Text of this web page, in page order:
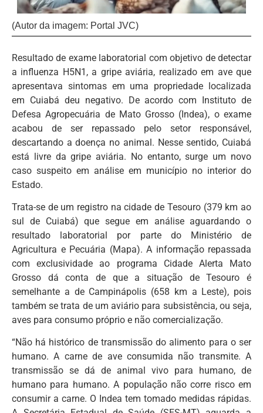
(Autor da imagem: Portal JVC)
Resultado de exame laboratorial com objetivo de detectar
a influenza H5N1, a gripe aviária, realizado em ave que
apresentava sintomas em uma propriedade localizada
em Cuiabá deu negativo. De acordo com Instituto de
Defesa Agropecuária de Mato Grosso (Indea), o exame
acabou de ser repassado pelo setor responsável,
descartando a doença no animal. Nesse sentido, Cuiabá
está livre da gripe aviária. No entanto, surge um novo
caso suspeito em análise em município no interior do
Estado.
Trata-se de um registro na cidade de Tesouro (379 km ao
sul de Cuiabá) que segue em análise aguardando o
resultado laboratorial por parte do Ministério de
Agricultura e Pecuária (Mapa). A informação repassada
com exclusividade ao programa Cidade Alerta Mato
Grosso dá conta de que a situação de Tesouro é
semelhante a de Campinápolis (658 km a Leste), pois
também se trata de um aviário para subsistência, ou seja,
aves para consumo próprio e não comercialização.
“Não há histórico de transmissão do alimento para o ser
humano. A carne de ave consumida não transmite. A
transmissão se dá de animal vivo para humano, de
humano para humano. A população não corre risco em
consumir a carne. O Indea tem tomado medidas rápidas.